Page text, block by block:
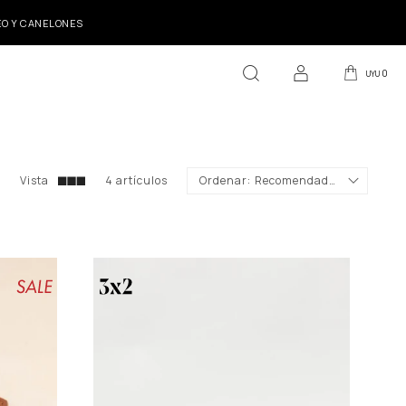
Y CANELONES
UYU 0
4 artículos Recomendados